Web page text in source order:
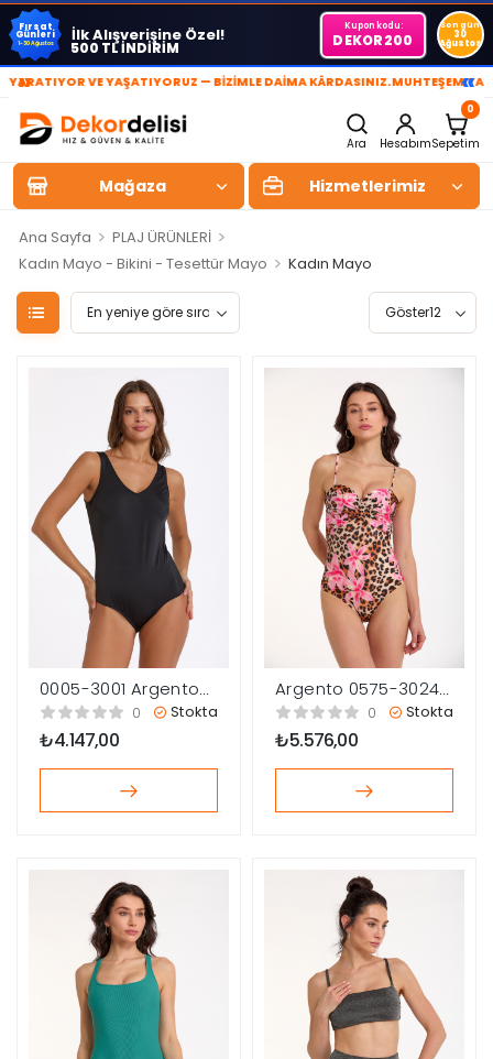
Fırsat
Günleri
1-30 Ağustos İlk Alışverişine Özel!
500 TL İNDİRİM
Kupon kodu:
DEKOR200
Son gün
30
Ağustos
» VE YAŞATIYORUZ — BİZİMLE DAİMA KÂRDASINIZ.MUHTEŞEM YAŞAM
«
Ara Hesabım
0
Sepetim
Mağaza Hizmetlerimiz
Ana Sayfa > PLAJ ÜRÜNLERİ >
Kadın Mayo - Bikini - Tesettür Mayo > Kadın Mayo
0005-3001 Argento
Kadın V Yaka Mayo
0 Stokta
₺4.147,00
Argento 0575-3024
Kadın Drapeli Mayo
0 Stokta
₺5.576,00